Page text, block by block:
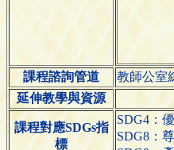
課程諮詢管道
教師公室
延伸教學與資源
課程對應SDGs指
標
SDG4：
SDG8：